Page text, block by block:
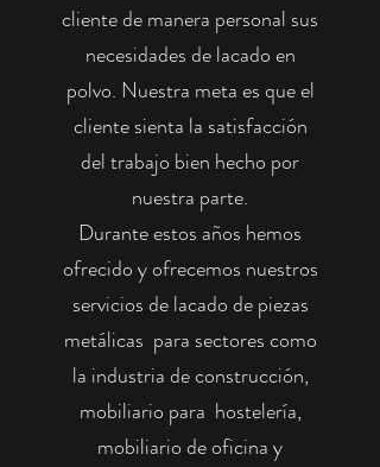
cliente de manera personal sus
necesidades de lacado en
polvo. Nuestra meta es que el
cliente sienta la satisfacción
del trabajo bien hecho por
nuestra parte.
Durante estos años hemos
ofrecido y ofrecemos nuestros
servicios de lacado de piezas
metálicas para sectores como
la industria de construcción,
mobiliario para hostelería,
mobiliario de oficina y